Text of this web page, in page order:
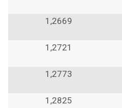
1,2669
1,2721
1,2773
1,2825